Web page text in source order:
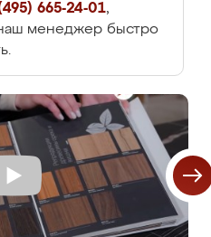
665-24-01,
менеджер быстро